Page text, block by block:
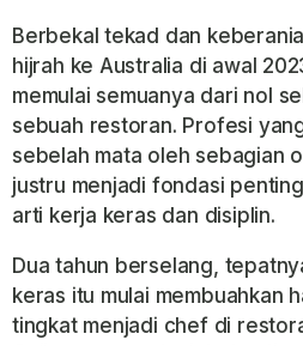
Berbekal tekad dan
hijrah ke Australia di awal
memulai semuanya dari nol
sebuah restoran. Profesi
sebelah mata oleh sebagian
justru menjadi fondasi
arti kerja keras dan disiplin.
Dua tahun berselang,
keras itu mulai membuahkan
tingkat menjadi chef di